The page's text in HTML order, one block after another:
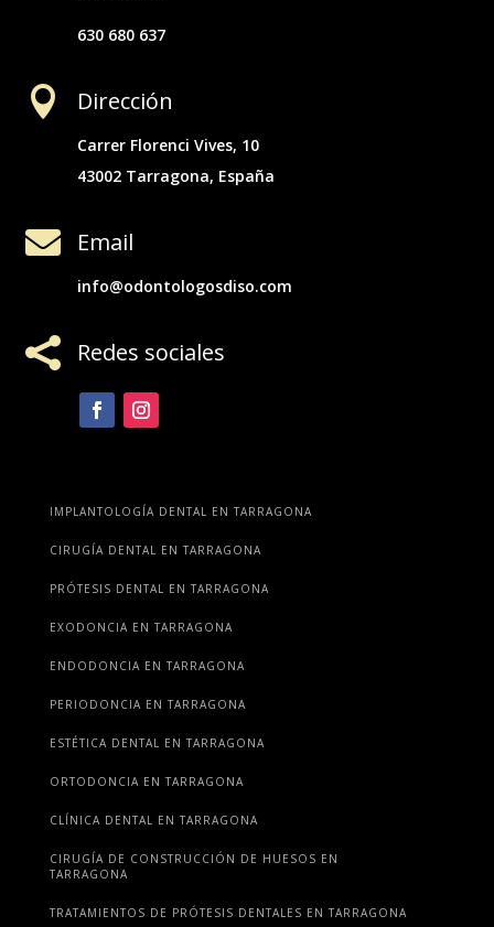
630 680 637
 Dirección
Carrer Florenci Vives, 10
43002 Tarragona, España
 Email
info@odontologosdiso.com
 Redes sociales
IMPLANTOLOGÍA DENTAL EN TARRAGONA
CIRUGÍA DENTAL EN TARRAGONA
PRÓTESIS DENTAL EN TARRAGONA
EXODONCIA EN TARRAGONA
ENDODONCIA EN TARRAGONA
PERIODONCIA EN TARRAGONA
ESTÉTICA DENTAL EN TARRAGONA
ORTODONCIA EN TARRAGONA
CLÍNICA DENTAL EN TARRAGONA
CIRUGÍA DE CONSTRUCCIÓN DE HUESOS EN
TARRAGONA
TRATAMIENTOS DE PRÓTESIS DENTALES EN TARRAGONA